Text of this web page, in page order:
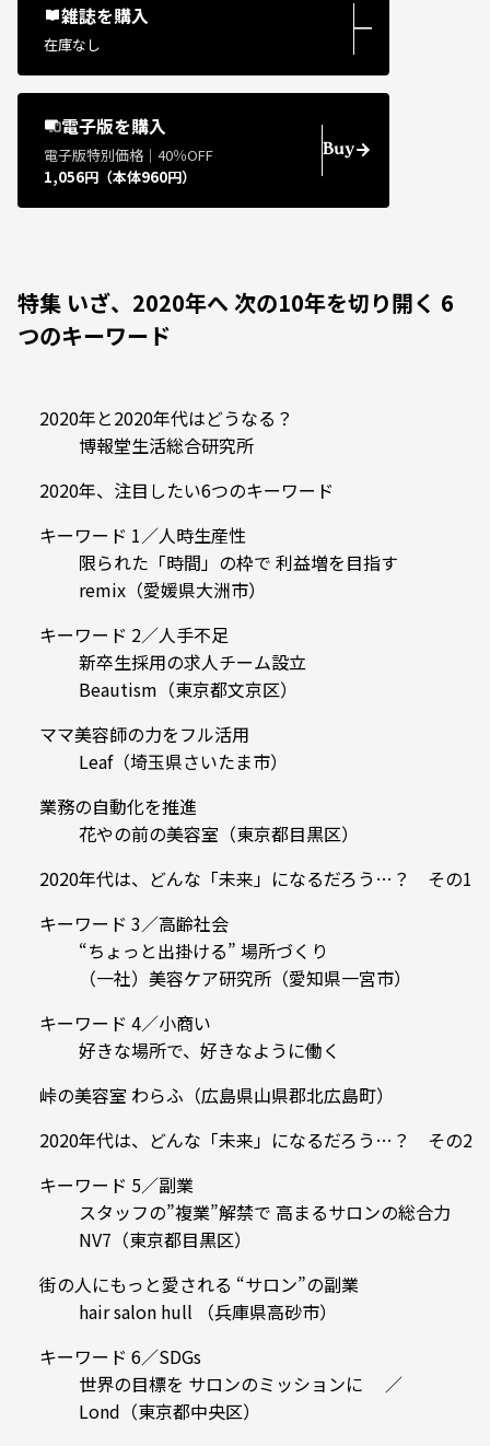
雑誌を購入
在庫なし
―
電子版を購入
電子版特別価格｜40％OFF
1,056円（本体960円）
Buy
特集 いざ、2020年へ 次の10年を切り開く 6
つのキーワード
2020年と2020年代はどうなる？
博報堂生活総合研究所
2020年、注目したい6つのキーワード
キーワード 1／人時生産性
限られた「時間」の枠で 利益増を目指す
remix（愛媛県大洲市）
キーワード 2／人手不足
新卒生採用の求人チーム設立
Beautism（東京都文京区）
ママ美容師の力をフル活用
Leaf（埼玉県さいたま市）
業務の自動化を推進
花やの前の美容室（東京都目黒区）
2020年代は、どんな「未来」になるだろう…？ その1
キーワード 3／高齢社会
“ちょっと出掛ける” 場所づくり
（一社）美容ケア研究所（愛知県一宮市）
キーワード 4／小商い
好きな場所で、好きなように働く
峠の美容室 わらふ（広島県山県郡北広島町）
2020年代は、どんな「未来」になるだろう…？ その2
キーワード 5／副業
スタッフの”複業”解禁で 高まるサロンの総合力
NV7（東京都目黒区）
街の人にもっと愛される “サロン”の副業
hair salon hull （兵庫県高砂市）
キーワード 6／SDGs
世界の目標を サロンのミッションに ／
Lond（東京都中央区）